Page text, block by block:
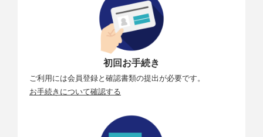
初回お手続き
ご利用には会員登録と確認書類の提出が必要です。
お手続きについて確認する